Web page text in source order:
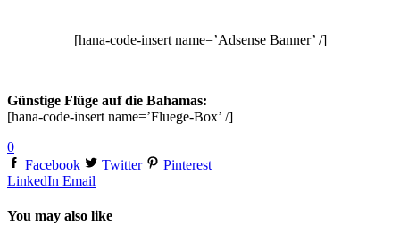
[hana-code-insert name=’Adsense Banner’ /]
Günstige Flüge auf die Bahamas:
[hana-code-insert name=’Fluege-Box’ /]
0
Facebook
Twitter
Pinterest
LinkedIn Email
You may also like